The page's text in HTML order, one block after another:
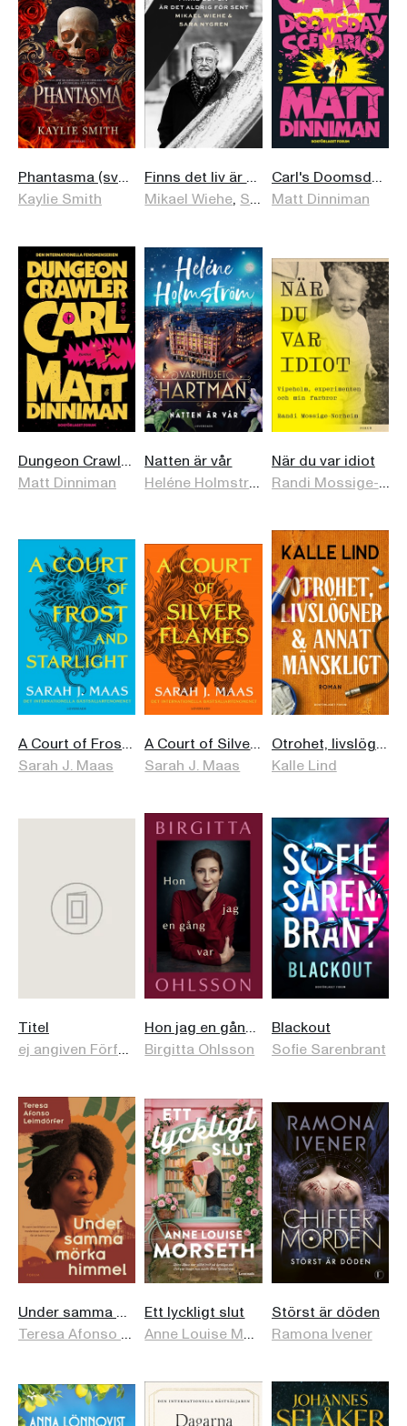
Phantasma (svensk utgåva)
Kaylie Smith
Finns det liv är det aldrig för sent
Mikael Wiehe, Sara Nygren
Carl's Doomsday Scenario (svensk utgåva)
Matt Dinniman
Dungeon Crawler Carl (svensk utgåva)
Matt Dinniman
Natten är vår
Heléne Holmström
När du var idiot
Randi Mossige-Norheim
A Court of Frost and Starlight (svensk utgåva)
Sarah J. Maas
A Court of Silver Flames (svensk utgåva)
Sarah J. Maas
Otrohet, livslögner och annat mänskligt
Kalle Lind
Titel
ej angiven Författare
Hon jag en gång var
Birgitta Ohlsson
Blackout
Sofie Sarenbrant
Under samma mörka himmel
Teresa Afonso Leimdörfer
,Leone Milton
Ett lyckligt slut
Anne Louise Morseth
Störst är döden
Ramona Ivener